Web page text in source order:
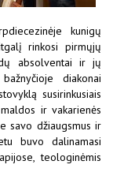
kunigų
rinkosi pirmųjų
absolventai ir jų
diakonai
susirinkusiais
ir vakarienės
savo džiaugsmus ir
buvo dalinamasi
teologinėmis